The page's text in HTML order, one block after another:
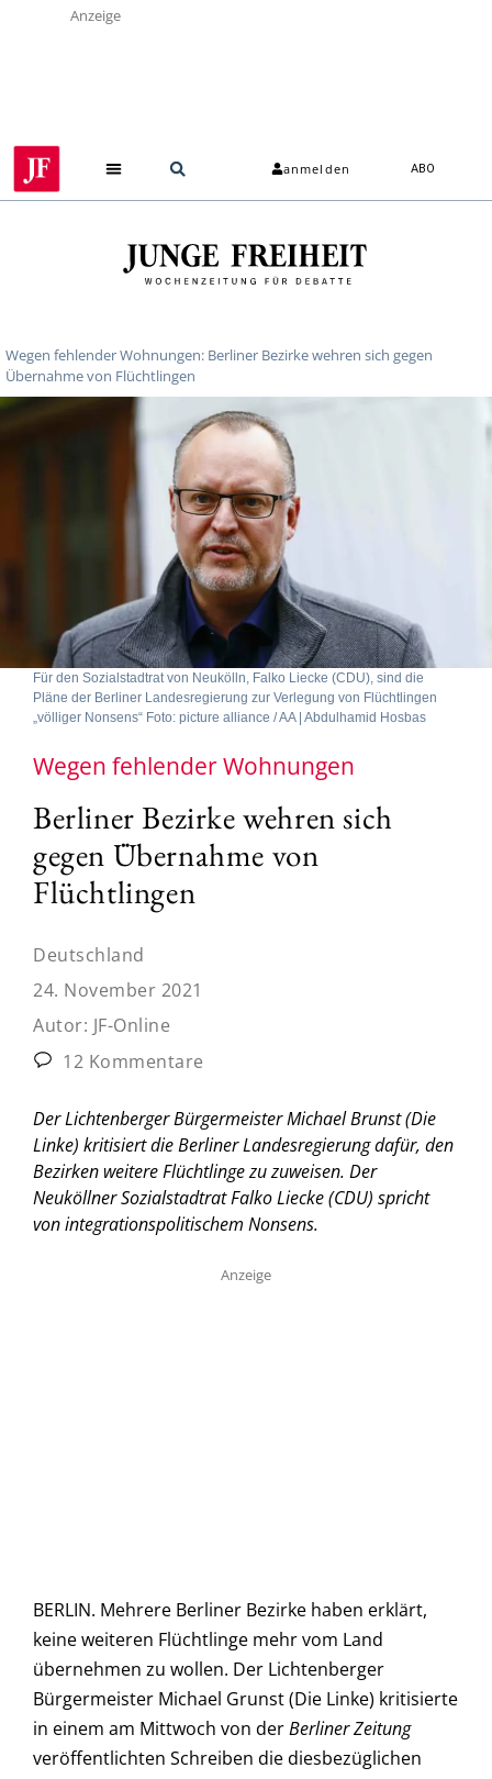
Anzeige
anmelden ABO
Wegen fehlender Wohnungen: Berliner Bezirke wehren sich gegen
Übernahme von Flüchtlingen
Für den Sozialstadtrat von Neukölln, Falko Liecke (CDU), sind die
Pläne der Berliner Landesregierung zur Verlegung von Flüchtlingen
„völliger Nonsens“ Foto: picture alliance / AA | Abdulhamid Hosbas
Wegen fehlender Wohnungen
Berliner Bezirke wehren sich
gegen Übernahme von
Flüchtlingen
Deutschland
24. November 2021
Autor: JF-Online
12 Kommentare
Der Lichtenberger Bürgermeister Michael Brunst (Die
Linke) kritisiert die Berliner Landesregierung dafür, den
Bezirken weitere Flüchtlinge zu zuweisen. Der
Neuköllner Sozialstadtrat Falko Liecke (CDU) spricht
von integrationspolitischem Nonsens.
Anzeige
BERLIN. Mehrere Berliner Bezirke haben erklärt,
keine weiteren Flüchtlinge mehr vom Land
übernehmen zu wollen. Der Lichtenberger
Bürgermeister Michael Grunst (Die Linke) kritisierte
in einem am Mittwoch von derBerliner Zeitung
veröffentlichten Schreiben die diesbezüglichen